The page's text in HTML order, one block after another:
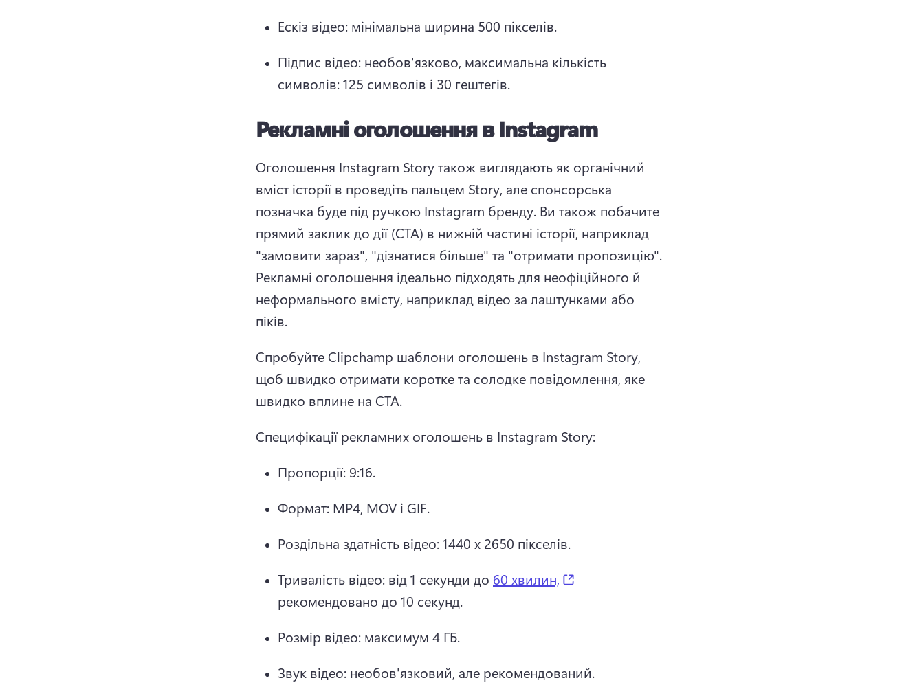
Ескіз відео: мінімальна ширина 500 пікселів.
Підпис відео: необов'язково, максимальна кількість
символів: 125 символів і 30 гештегів.
Рекламні оголошення в Instagram
Оголошення Instagram Story також виглядають як органічний
вміст історії в проведіть пальцем Story, але спонсорська
позначка буде під ручкою Instagram бренду. Ви також побачите
прямий заклик до дії (CTA) в нижній частині історії, наприклад
Рекламні оголошення ідеально підходять для неофіційного й
неформального вмісту, наприклад відео за лаштунками або
піків.
Спробуйте Clipchamp шаблони оголошень в Instagram Story,
щоб швидко отримати коротке та солодке повідомлення, яке
швидко вплине на CTA.
Специфікації рекламних оголошень в Instagram Story:
Пропорції: 9:16.
Формат: MP4, MOV і GIF.
Роздільна здатність відео: 1440 x 2650 пікселів.
Тривалість відео: від 1 секунди до 60 хвилин,
рекомендовано до 10 секунд.
Розмір відео: максимум 4 ГБ.
Звук відео: необов'язковий, але рекомендований.